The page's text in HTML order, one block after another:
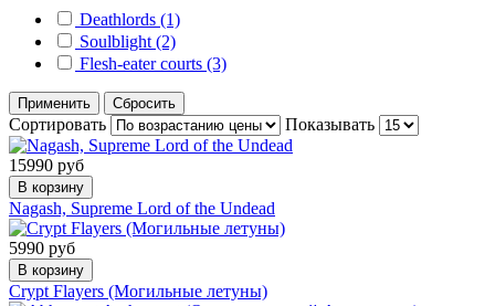
Deathlords (1)
Soulblight (2)
Flesh-eater courts (3)
Применить Сбросить
Сортировать Показывать
15990 руб
В корзину
Nagash, Supreme Lord of the Undead
5990 руб
В корзину
Crypt Flayers (Могильные летуны)